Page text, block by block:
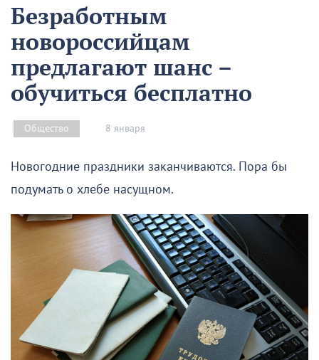
Безработным
новороссийцам
предлагают шанс –
обучиться бесплатно
Общество 8 января
Новогодние праздники заканчиваются. Пора бы
подумать о хлебе насущном.